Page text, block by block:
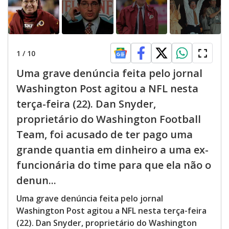
1 / 10
Uma grave denúncia feita pelo jornal
Washington Post agitou a NFL nesta
terça-feira (22). Dan Snyder,
proprietário do Washington Football
Team, foi acusado de ter pago uma
grande quantia em dinheiro a uma ex-
funcionária do time para que ela não o
denun...
Uma grave denúncia feita pelo jornal
Washington Post agitou a NFL nesta terça-feira
(22). Dan Snyder, proprietário do Washington